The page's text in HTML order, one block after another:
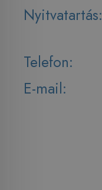
Nyitvatartás:
Telefon:
E-mail: